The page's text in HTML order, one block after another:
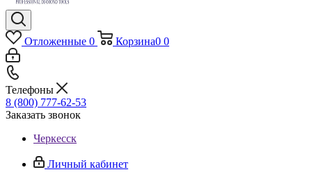
Отложенные 0 Корзина0 0
Телефоны
8 (800) 777-62-53
Заказать звонок
Черкесск
Личный кабинет